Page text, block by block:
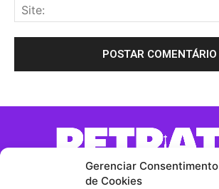
Gerenciar Consentimento
de Cookies